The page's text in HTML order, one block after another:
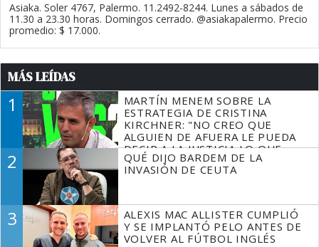
Asiaka. Soler 4767, Palermo. 11.2492-8244. Lunes a sábados de
11.30 a 23.30 horas. Domingos cerrado. @asiakapalermo. Precio
promedio: $ 17.000.
MÁS LEÍDAS
1
MARTÍN MENEM SOBRE LA
ESTRATEGIA DE CRISTINA
KIRCHNER: "NO CREO QUE
ALGUIEN DE AFUERA LE PUEDA
DECIR A LA JUSTICIA LO QUE
TIENE QUE HACER"
2
QUÉ DIJO BARDEM DE LA
INVASIÓN DE CEUTA
3
ALEXIS MAC ALLISTER CUMPLIÓ
Y SE IMPLANTÓ PELO ANTES DE
VOLVER AL FÚTBOL INGLÉS